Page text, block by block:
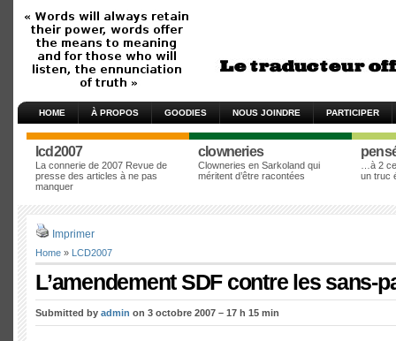
HOME À PROPOS GOODIES NOUS JOINDRE PARTICIPER
lcd2007
La connerie de 2007 Revue de
presse des articles à ne pas
manquer
clowneries
Clowneries en Sarkoland qui
méritent d’être racontées
…à 2
un truc
Imprimer
Home » LCD2007
L’amendement SDF contre les sans-
Submitted by admin on 3 octobre 2007 – 17 h 15 min